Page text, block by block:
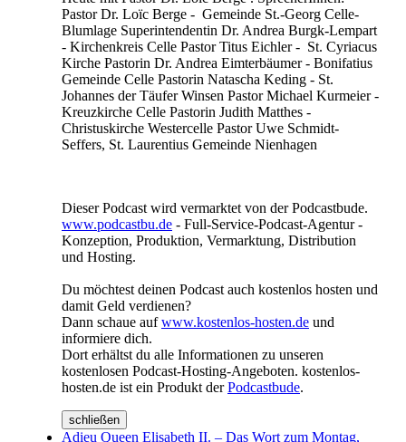
Pastor Dr. Loïc Berge - Gemeinde St.-Georg Celle-
Blumlage Superintendentin Dr. Andrea Burgk-Lempart
- Kirchenkreis Celle Pastor Titus Eichler - St. Cyriacus
Kirche Pastorin Dr. Andrea Eimterbäumer - Bonifatius
Gemeinde Celle Pastorin Natascha Keding - St.
Johannes der Täufer Winsen Pastor Michael Kurmeier -
Kreuzkirche Celle Pastorin Judith Matthes -
Christuskirche Westercelle Pastor Uwe Schmidt-
Seffers, St. Laurentius Gemeinde Nienhagen
Dieser Podcast wird vermarktet von der Podcastbude.
www.podcastbu.de - Full-Service-Podcast-Agentur -
Konzeption, Produktion, Vermarktung, Distribution
und Hosting.
Du möchtest deinen Podcast auch kostenlos hosten und
damit Geld verdienen?
Dann schaue aufwww.kostenlos-hosten.de und
informiere dich.
Dort erhältst du alle Informationen zu unseren
kostenlosen Podcast-Hosting-Angeboten. kostenlos-
hosten.de ist ein Produkt derPodcastbude.
schließen
Adieu Queen Elisabeth II. – Das Wort zum Montag,